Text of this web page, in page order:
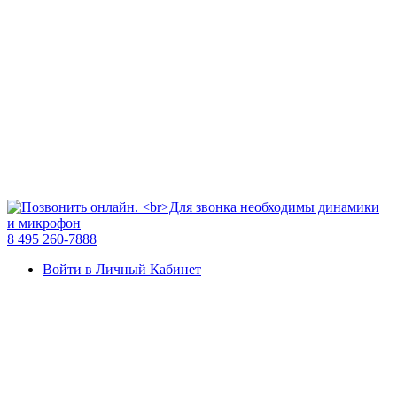
8 495 260-7888
Войти в Личный Кабинет